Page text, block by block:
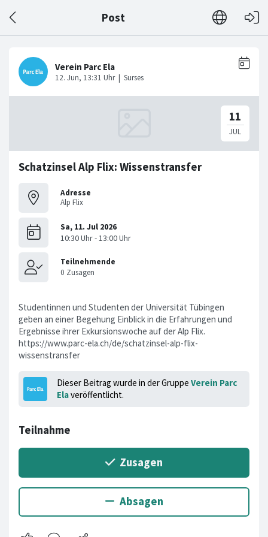
Post
Schatzinsel Alp Flix: Wissenstransfer
Adresse
Alp Flix
Studentinnen und Studenten der Universität Tübingen
geben an einer Begehung Einblick in die Erfahrungen und
Ergebnisse ihrer Exkursionswoche auf der Alp Flix.
https://www.parc-ela.ch/de/schatzinsel-alp-flix-
wissenstransfer
Dieser Beitrag wurde in der Gruppe Verein Parc
Elaveröffentlicht.